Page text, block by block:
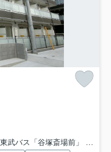
ス「谷塚斎場前」 停歩7分